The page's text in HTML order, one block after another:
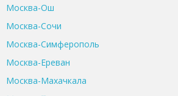
Москва-Ош
Москва-Сочи
Москва-Симферополь
Москва-Ереван
Москва-Махачкала